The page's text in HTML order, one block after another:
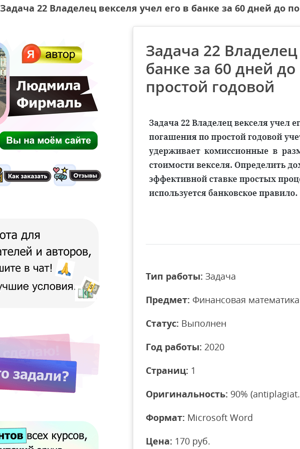
Задача 22 Владелец векселя учел его в банке за 60 дней до
Задача 22
банке за 60 дней
простой годовой
Тип работы: Задача
Предмет: Финансовая математика
Статус: Выполнен
Год работы: 2020
Страниц: 1
Оригинальность: 90%
Формат: Microsoft Word
Цена: 170 руб.